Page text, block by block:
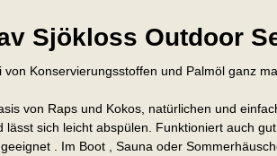
Sjökloss Outdoor
Konservierungsstoffen und Palmöl ganz
von Raps und Kokos, natürlichen und
sich leicht abspülen. Funktioniert auch
. Im Boot , Sauna oder